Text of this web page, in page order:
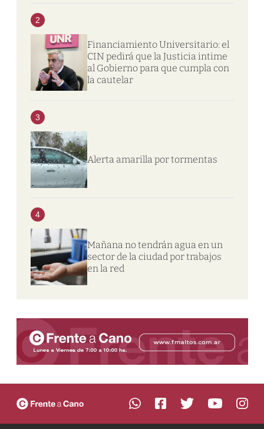
2
Financiamiento Universitario: el
CIN pedirá que la Justicia intime
al Gobierno para que cumpla con
la cautelar
3
Alerta amarilla por tormentas
4
Mañana no tendrán agua en un
sector de la ciudad por trabajos
en la red